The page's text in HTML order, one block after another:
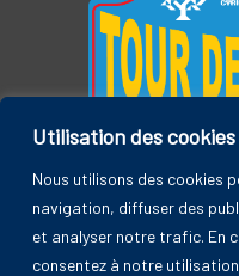
Utilisation des cookies
Nous utilisons des cookies
navigation, diffuser des
et analyser notre trafic. En
consentez à notre
Tour
3-7